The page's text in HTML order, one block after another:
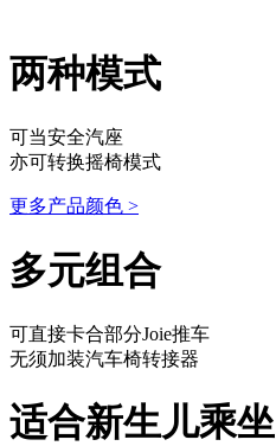
两种模式
可当安全汽座
亦可转换摇椅模式
更多产品颜色 >
多元组合
可直接卡合部分Joie推车
无须加装汽车椅转接器
适合新生儿乘坐